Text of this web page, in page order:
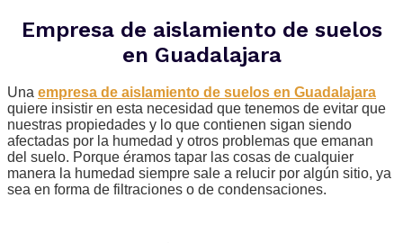
Empresa de aislamiento de suelos
en Guadalajara
Una empresa de aislamiento de suelos en Guadalajara
quiere insistir en esta necesidad que tenemos de evitar que
nuestras propiedades y lo que contienen sigan siendo
afectadas por la humedad y otros problemas que emanan
del suelo. Porque éramos tapar las cosas de cualquier
manera la humedad siempre sale a relucir por algún sitio, ya
sea en forma de filtraciones o de condensaciones.